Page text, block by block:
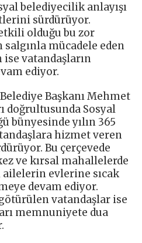
belediyecilik anlayışı
sürdürüyor.
olduğu bu zor
mücadele eden
vatandaşların
ediyor.
Başkanı Mehmet
doğrultusunda Sosyal
bünyesinde yılın 365
hizmet veren
Bu çerçevede
ve kırsal mahallelerde
evlerine sıcak
devam ediyor.
vatandaşlar ise
memnuniyete dua